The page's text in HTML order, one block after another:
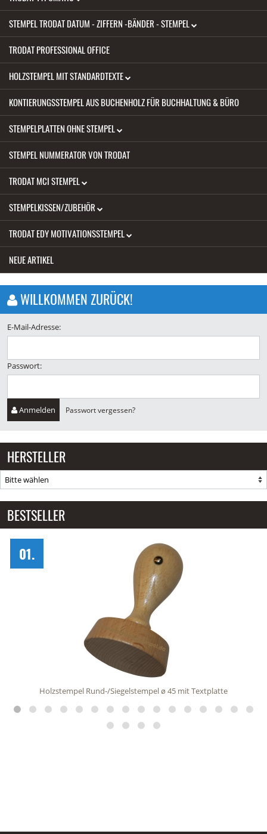
STEMPEL TRODAT DATUM - ZIFFERN -BÄNDER - STEMPEL
TRODAT PROFESSIONAL OFFICE
HOLZSTEMPEL MIT STANDARDTEXTE
KONTIERUNGSSTEMPEL AUS BUCHENHOLZ FÜR BUCHHALTUNG & BÜRO
STEMPELPLATTEN OHNE STEMPEL
STEMPEL NUMMERATOR VON TRODAT
TRODAT MCI STEMPEL
STEMPELKISSEN/ZUBEHÖR
TRODAT EDY MOTIVATIONSSTEMPEL
NEUE ARTIKEL
WILLKOMMEN ZURÜCK!
E-Mail-Adresse:
Passwort:
Anmelden Passwort vergessen?
HERSTELLER
BESTSELLER
ø 45 mit Textplatte
02.